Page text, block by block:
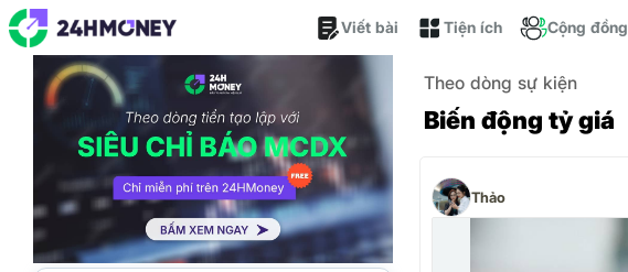
Viết bài Tiện ích Cộng đồng
Theo dòng sự kiện
Biến động tỷ giá
Thảo